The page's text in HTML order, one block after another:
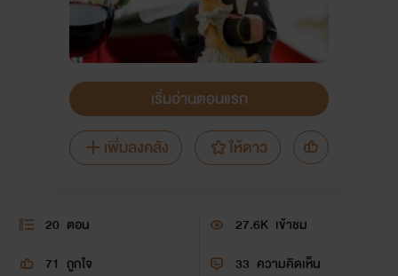
เริ่มอ่านตอนแรก
เพิ่มลงคลัง
ให้ดาว
20 ตอน 27.6K เข้าชม
71 ถูกใจ 33 ความคิดเห็น